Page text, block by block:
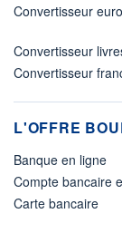
Convertisseur
Convertisseur
Convertisseur
L'OFFRE
Banque en ligne
Compte bancaire
Carte bancaire